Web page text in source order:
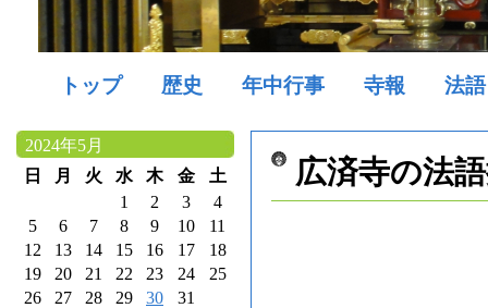
トップ 歴史 年中行事 寺報 法語
2024年5月
日
月 火 水 木 金
土
1
2 3
4
5
6 7 8 9 10
11
12
13 14 15 16 17
18
19
20 21 22 23 24
25
26
27 28 29 30 31
広済寺の法